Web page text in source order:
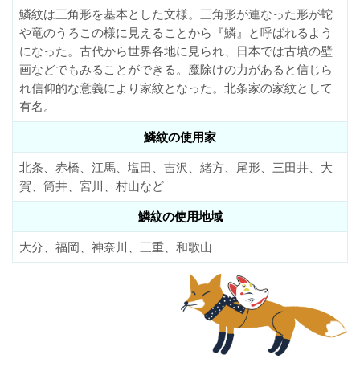
鱗紋は三角形を基本とした文様。三角形が連なった形が蛇
や竜のうろこの様に見えることから『鱗』と呼ばれるよう
になった。古代から世界各地に見られ、日本では古墳の壁
画などでもみることができる。魔除けの力があると信じら
れ信仰的な意義により家紋となった。北条家の家紋として
有名。
鱗紋の使用家
北条、赤橋、江馬、塩田、吉沢、緒方、尾形、三田井、大
賀、筒井、宮川、村山など
鱗紋の使用地域
大分、福岡、神奈川、三重、和歌山